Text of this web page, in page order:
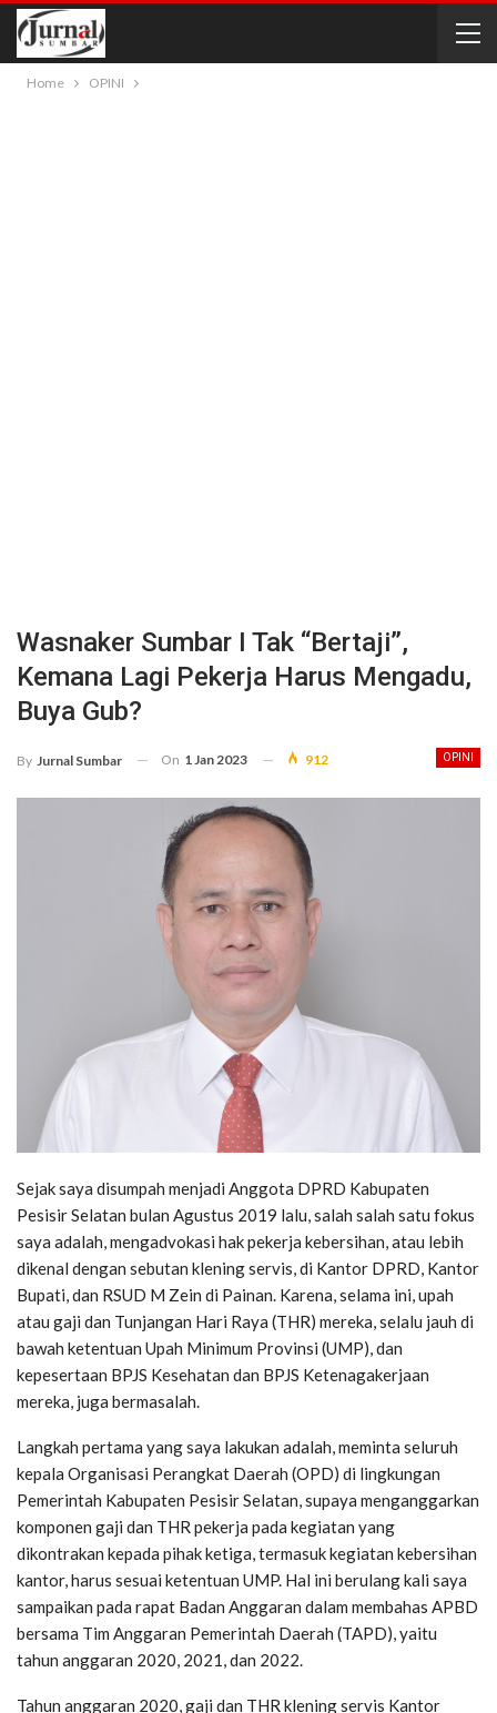
Home OPINI
Wasnaker Sumbar I Tak “bertaji”,
Kemana Lagi Pekerja Harus Mengadu,
Buya Gub?
OPINI
By Jurnal Sumbar On 1 Jan 2023 912
Sejak saya disumpah menjadi Anggota DPRD Kabupaten
Pesisir Selatan bulan Agustus 2019 lalu, salah salah satu fokus
saya adalah, mengadvokasi hak pekerja kebersihan, atau lebih
dikenal dengan sebutan klening servis, di Kantor DPRD, Kantor
Bupati, dan RSUD M Zein di Painan. Karena, selama ini, upah
atau gaji dan Tunjangan Hari Raya (THR) mereka, selalu jauh di
bawah ketentuan Upah Minimum Provinsi (UMP), dan
kepesertaan BPJS Kesehatan dan BPJS Ketenagakerjaan
mereka, juga bermasalah.
Langkah pertama yang saya lakukan adalah, meminta seluruh
kepala Organisasi Perangkat Daerah (OPD) di lingkungan
Pemerintah Kabupaten Pesisir Selatan, supaya menganggarkan
komponen gaji dan THR pekerja pada kegiatan yang
dikontrakan kepada pihak ketiga, termasuk kegiatan kebersihan
kantor, harus sesuai ketentuan UMP. Hal ini berulang kali saya
sampaikan pada rapat Badan Anggaran dalam membahas APBD
bersama Tim Anggaran Pemerintah Daerah (TAPD), yaitu
tahun anggaran 2020, 2021, dan 2022.
Tahun anggaran 2020, gaji dan THR klening servis Kantor